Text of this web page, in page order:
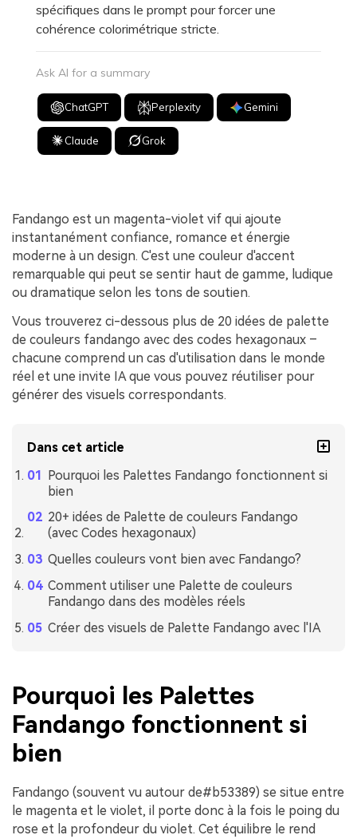
spécifiques dans le prompt pour forcer une
cohérence colorimétrique stricte.
Ask AI for a summary
ChatGPT Perplexity Gemini
Claude Grok
Fandango est un magenta-violet vif qui ajoute
instantanément confiance, romance et énergie
moderne à un design. C'est une couleur d'accent
remarquable qui peut se sentir haut de gamme, ludique
ou dramatique selon les tons de soutien.
Vous trouverez ci-dessous plus de 20 idées de palette
de couleurs fandango avec des codes hexagonaux –
chacune comprend un cas d'utilisation dans le monde
réel et une invite IA que vous pouvez réutiliser pour
générer des visuels correspondants.
Dans cet article
Pourquoi les Palettes Fandango fonctionnent si
bien
20+ idées de Palette de couleurs Fandango
(avec Codes hexagonaux)
Quelles couleurs vont bien avec Fandango?
Comment utiliser une Palette de couleurs
Fandango dans des modèles réels
Créer des visuels de Palette Fandango avec l'IA
Pourquoi les Palettes
Fandango fonctionnent si
bien
Fandango (souvent vu autour de#b53389) se situe entre
le magenta et le violet, il porte donc à la fois le poing du
rose et la profondeur du violet. Cet équilibre le rend